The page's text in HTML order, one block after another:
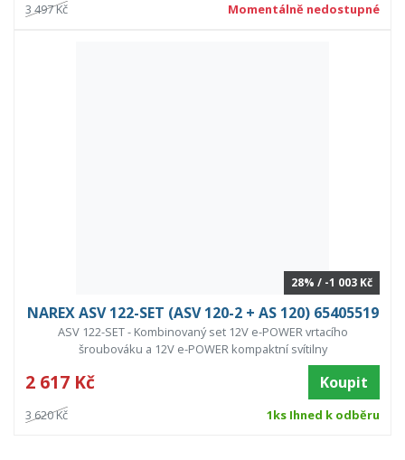
3 497 Kč Momentálně nedostupné
28% / -1 003 Kč
NAREX ASV 122-SET (ASV 120-2 + AS 120) 65405519
ASV 122-SET - Kombinovaný set 12V e-POWER vrtacího
šroubováku a 12V e-POWER kompaktní svítilny
2 617 Kč Koupit
3 620 Kč 1ks Ihned k odběru